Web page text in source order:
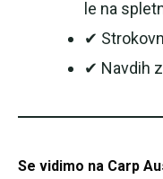
le na
✔
✔ Navdih
Se vidimo na Carp